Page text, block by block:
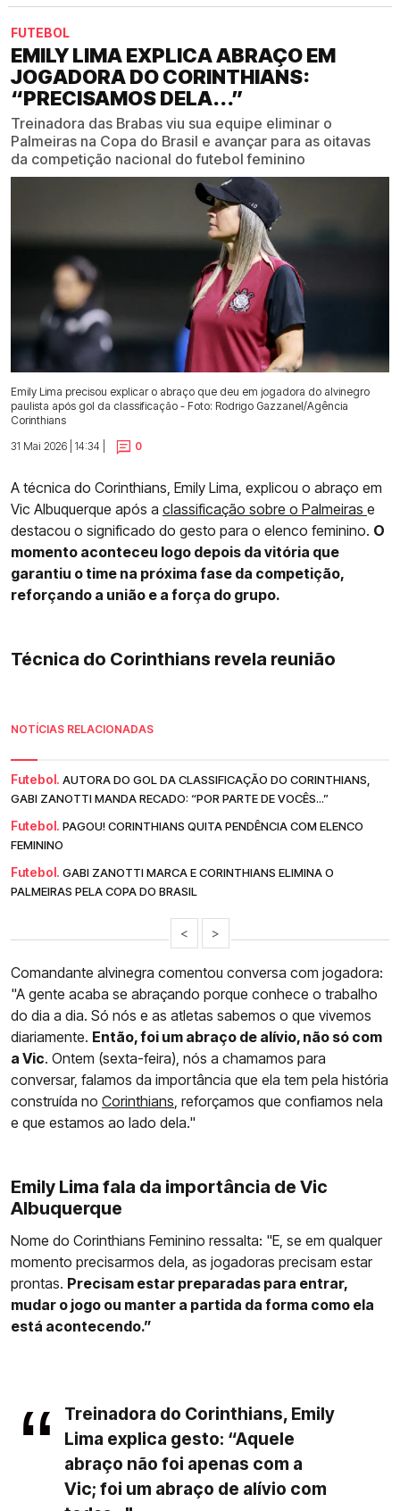
FUTEBOL
EMILY LIMA EXPLICA ABRAÇO EM
JOGADORA DO CORINTHIANS:
“PRECISAMOS DELA...”
Treinadora das Brabas viu sua equipe eliminar o
Palmeiras na Copa do Brasil e avançar para as oitavas
da competição nacional do futebol feminino
Emily Lima precisou explicar o abraço que deu em jogadora do alvinegro
paulista após gol da classificação - Foto: Rodrigo Gazzanel/Agência
Corinthians
31 Mai 2026 | 14:34 |
0
A técnica do Corinthians, Emily Lima, explicou o abraço em
Vic Albuquerque após a classificação sobre o Palmeiras e
destacou o significado do gesto para o elenco feminino. O
momento aconteceu logo depois da vitória que
garantiu o time na próxima fase da competição,
reforçando a união e a força do grupo.
Técnica do Corinthians revela reunião
NOTÍCIAS RELACIONADAS
Futebol. AUTORA DO GOL DA CLASSIFICAÇÃO DO CORINTHIANS,
GABI ZANOTTI MANDA RECADO: “POR PARTE DE VOCÊS...”
Futebol. PAGOU! CORINTHIANS QUITA PENDÊNCIA COM ELENCO
FEMININO
Futebol. GABI ZANOTTI MARCA E CORINTHIANS ELIMINA O
PALMEIRAS PELA COPA DO BRASIL
< >
Comandante alvinegra comentou conversa com jogadora:
"A gente acaba se abraçando porque conhece o trabalho
do dia a dia. Só nós e as atletas sabemos o que vivemos
diariamente. Então, foi um abraço de alívio, não só com
a Vic. Ontem (sexta-feira), nós a chamamos para
conversar, falamos da importância que ela tem pela história
construída no Corinthians , reforçamos que confiamos nela
e que estamos ao lado dela."
Emily Lima fala da importância de Vic
Albuquerque
Nome do Corinthians Feminino ressalta: "E, se em qualquer
momento precisarmos dela, as jogadoras precisam estar
prontas. Precisam estar preparadas para entrar,
mudar o jogo ou manter a partida da forma como ela
está acontecendo.”
Treinadora do Corinthians, Emily
Lima explica gesto: “Aquele
abraço não foi apenas com a
Vic; foi um abraço de alívio com